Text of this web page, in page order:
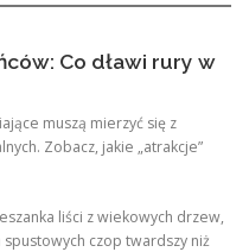
Co dławi rury w
muszą mierzyć się z
Zobacz, jakie „atrakcje”
liści z wiekowych drzew,
czop twardszy niż